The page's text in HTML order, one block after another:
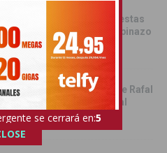
de salida a las fiestas
con el Festival del Chupinazo
tercera edición del Día de Rafal
y convivencia vecinal
se cerrará en:4